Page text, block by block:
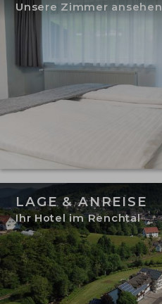
Unsere Zimmer ansehen
LAGE & ANREISE
Ihr Hotel im Renchtal